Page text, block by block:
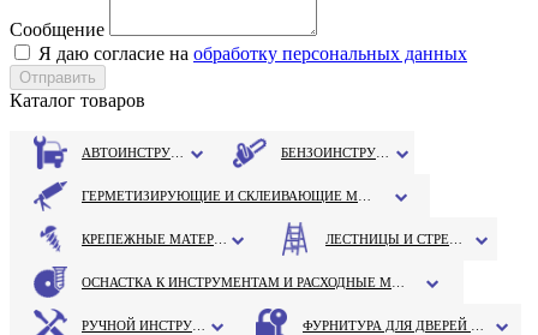
Сообщение
Я даю согласие на обработку персональных данных
Каталог товаров